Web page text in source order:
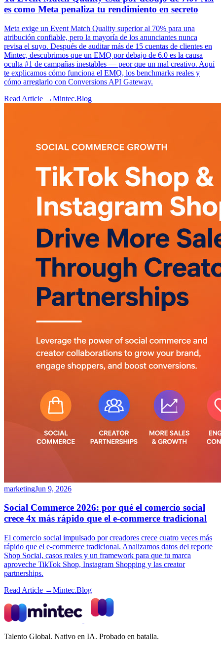
es como Meta penaliza tu rendimiento en secreto
Meta exige un Event Match Quality superior al 70% para una
atribución confiable, pero la mayoría de los anunciantes nunca
revisa el suyo. Después de auditar más de 15 cuentas de clientes en
Mintec, descubrimos que un EMQ por debajo de 6.0 es la causa
oculta #1 de campañas inestables — peor que un mal creativo. Aquí
te explicamos cómo funciona el EMQ, los benchmarks reales y
cómo arreglarlo con Conversions API Gateway.
Read Article →Mintec.Blog
marketingJun 9, 2026
Social Commerce 2026: por qué el comercio social
crece 4x más rápido que el e-commerce tradicional
El comercio social impulsado por creadores crece cuatro veces más
rápido que el e-commerce tradicional. Analizamos datos del reporte
Shop Social, casos reales y un framework para que tu marca
aproveche TikTok Shop, Instagram Shopping y las creator
partnerships.
Read Article →Mintec.Blog
Talento Global. Nativo en IA. Probado en batalla.